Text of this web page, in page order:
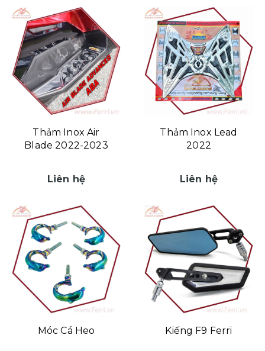
Thảm Inox Air
Blade 2022-2023
Liên hệ
Thảm Inox Lead
2022
Liên hệ
Móc Cá Heo Kiếng F9 Ferri